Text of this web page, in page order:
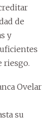
de
y
riesgo.
Ovelar
su